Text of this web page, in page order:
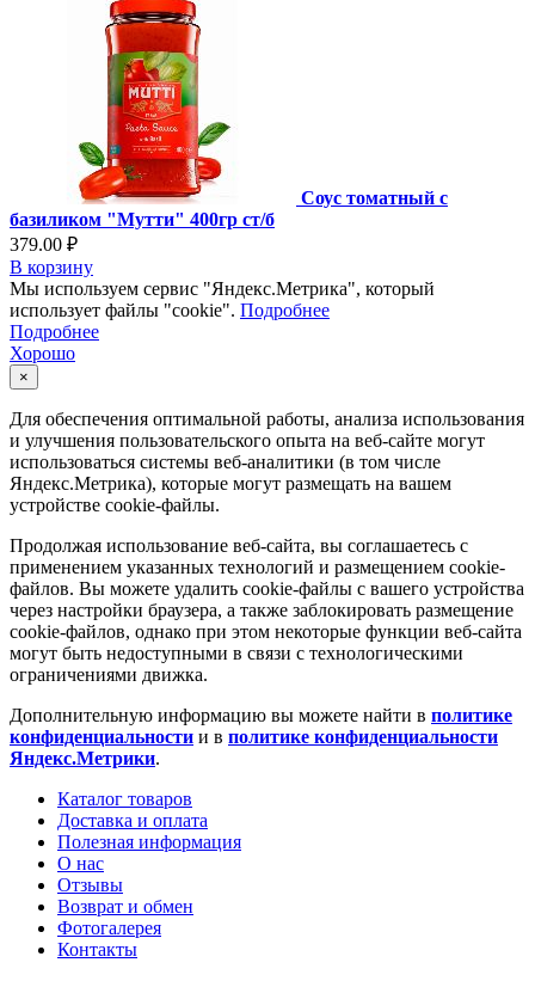
Соус томатный с
базиликом "Мутти" 400гр ст/б
379.00 ₽
В корзину
Мы используем сервис "Яндекс.Метрика", который
использует файлы "cookie". Подробнее
Подробнее
Хорошо
×
Для обеспечения оптимальной работы, анализа использования
и улучшения пользовательского опыта на веб-сайте могут
использоваться системы веб-аналитики (в том числе
Яндекс.Метрика), которые могут размещать на вашем
устройстве cookie-файлы.
Продолжая использование веб-сайта, вы соглашаетесь с
применением указанных технологий и размещением cookie-
файлов. Вы можете удалить cookie-файлы с вашего устройства
через настройки браузера, а также заблокировать размещение
cookie-файлов, однако при этом некоторые функции веб-сайта
могут быть недоступными в связи с технологическими
ограничениями движка.
Дополнительную информацию вы можете найти в политике
конфиденциальности и в политике конфиденциальности
Яндекс.Метрики.
Каталог товаров
Доставка и оплата
Полезная информация
О нас
Отзывы
Возврат и обмен
Фотогалерея
Контакты